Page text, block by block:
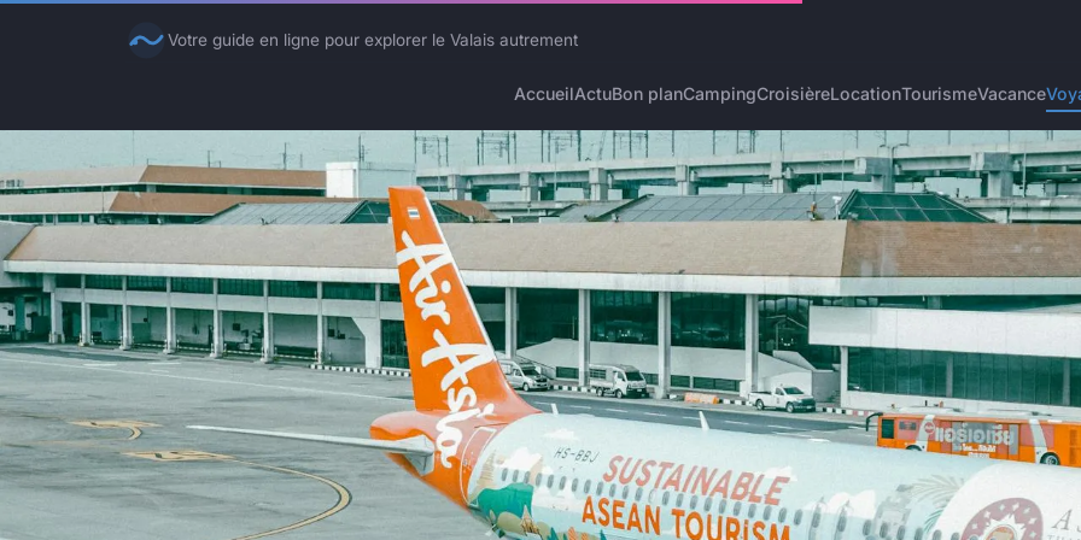
Votre guide en ligne pour explorer le Valais autrement
AccueilActuBon planCampingCroisièreLocationTourismeVacance